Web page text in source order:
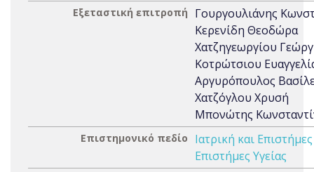
Εξεταστική επιτροπή
Γουργουλιάνης
Κερενίδη Θεοδώρα
Χατζηγεωργίου
Κοτρώτσιου
Αργυρόπουλος
Χατζόγλου Χρυσή
Μπονώτης
Επιστημονικό πεδίο
Ιατρική και
Επιστήμες Υγείας